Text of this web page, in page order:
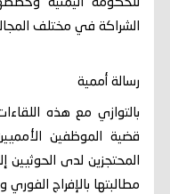
للحكومة اليمنية
الشراكة في مختلف
رسالة أممية
بالتوازي مع هذه
قضية الموظفين
المحتجزين لدى الحوثيين
مطالبتها بالإفراج